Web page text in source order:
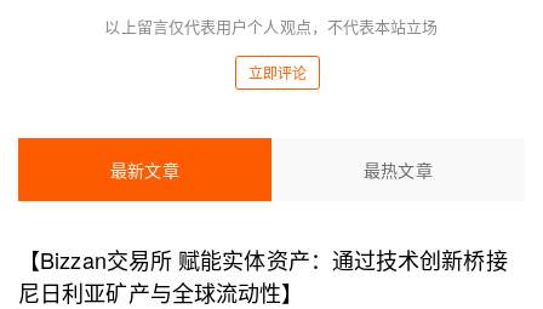
立即评论
以上留言仅代表用户个人观点，不代表本站立场
最新文章 最热文章
【Bizzan交易所 赋能实体资产：通过技术创新桥接
尼日利亚矿产与全球流动性】